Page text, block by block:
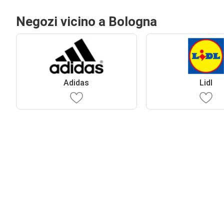
Negozi vicino a Bologna
Adidas Lidl